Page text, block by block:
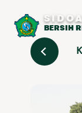
BERSIH